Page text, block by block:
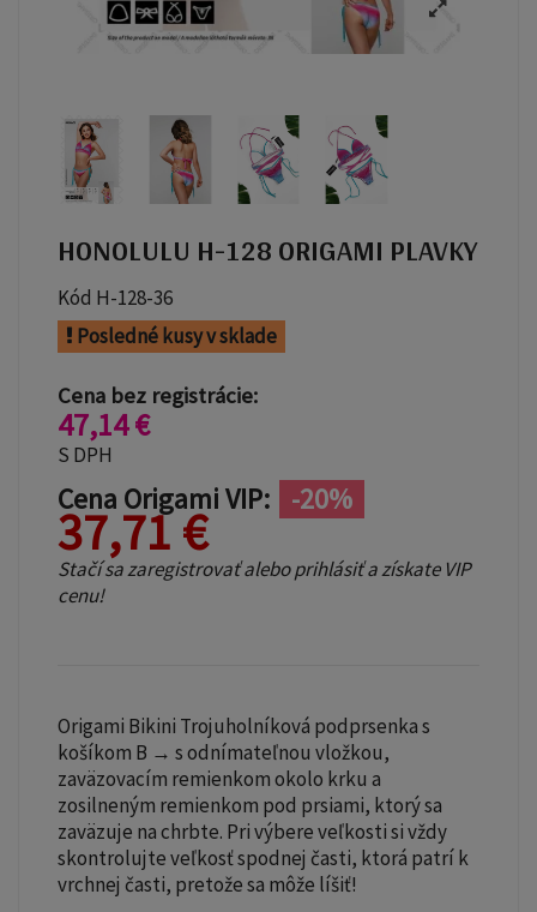
HONOLULU H-128 ORIGAMI PLAVKY
Kód H-128-36
Posledné kusy v sklade
Cena bez registrácie:
47,14 €
S DPH
Cena Origami VIP: -20%
37,71 €
Stačí sa zaregistrovať alebo prihlásiť a získate VIP
cenu!
Origami Bikini Trojuholníková podprsenka s
košíkom B → s odnímateľnou vložkou,
zaväzovacím remienkom okolo krku a
zosilneným remienkom pod prsiami, ktorý sa
zaväzuje na chrbte. Pri výbere veľkosti si vždy
skontrolujte veľkosť spodnej časti, ktorá patrí k
vrchnej časti, pretože sa môže líšiť!